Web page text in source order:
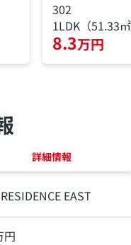
302
1LDK（51.33
8.3万円
詳細情報
EAST
円